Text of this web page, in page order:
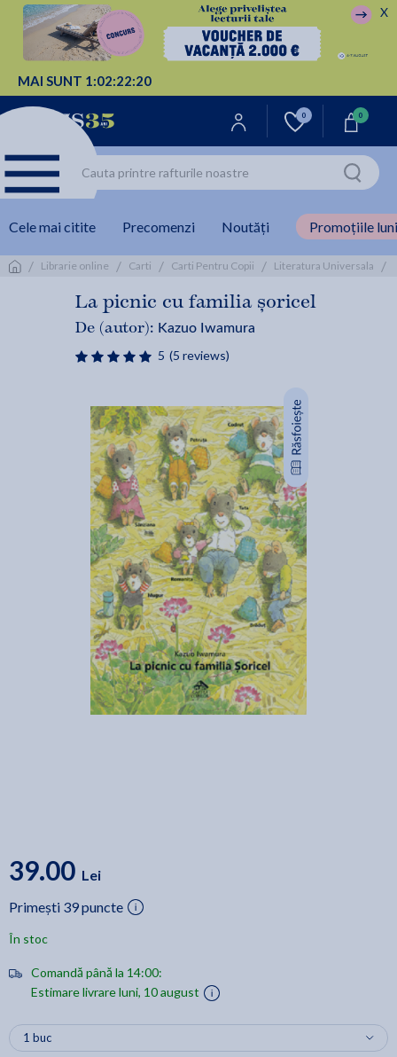
MAI SUNT 1:02:22:19
X
0 0
Cele mai citite Precomenzi Noutăți Promoțiile
/ Librarie online / Carti / Carti Pentru Copii / Literatura Universala /
La picnic cu familia șoricel
De (autor): Kazuo Iwamura
5 (5 reviews)
39.00 Lei
Primești 39 puncte
În stoc
Comandă până la 14:00:
Estimare livrare luni, 10 august